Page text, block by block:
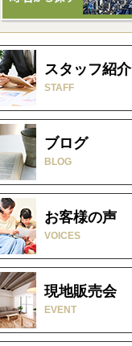
スタッフ紹介
STAFF
ブログ
BLOG
お客様の声
VOICES
現地販売会
EVENT